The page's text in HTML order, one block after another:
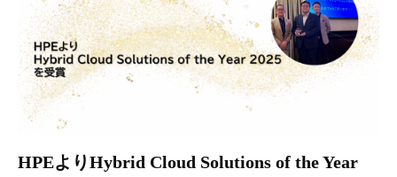
HPEよりHybrid Cloud Solutions of the Year